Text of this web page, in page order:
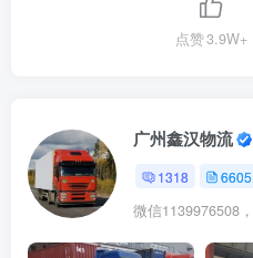
点赞3.9W+
广州鑫汉物流
1318 6605